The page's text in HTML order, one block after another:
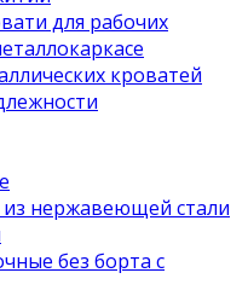
для рабочих
кроватей
нержавеющей стали
без борта с